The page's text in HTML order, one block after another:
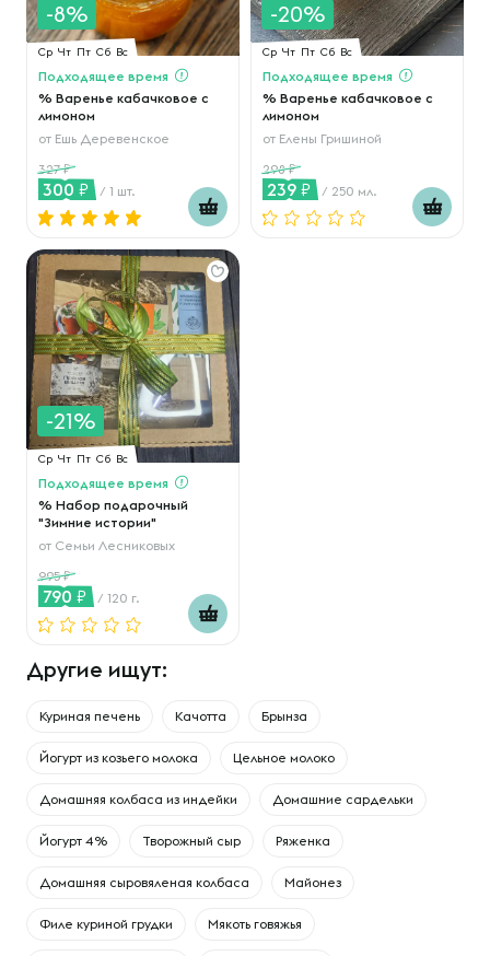
-8%
Ср Чт Пт Сб Вс
Подходящее время
% Варенье кабачковое с
лимоном
от Ешь Деревенское
327
300 / 1 шт.
-20%
Ср Чт Пт Сб Вс
Подходящее время
% Варенье кабачковое с
лимоном
от Елены Гришиной
298
239 / 250 мл.
-21%
Ср Чт Пт Сб Вс
Подходящее время
% Набор подарочный
"Зимние истории"
от Семьи Лесниковых
995
790 / 120 г.
Другие ищут:
Куриная печень Качотта Брынза
Йогурт из козьего молока Цельное молоко
Домашняя колбаса из индейки Домашние сардельки
Йогурт 4% Творожный сыр Ряженка
Домашняя сыровяленая колбаса Майонез
Филе куриной грудки Мякоть говяжья